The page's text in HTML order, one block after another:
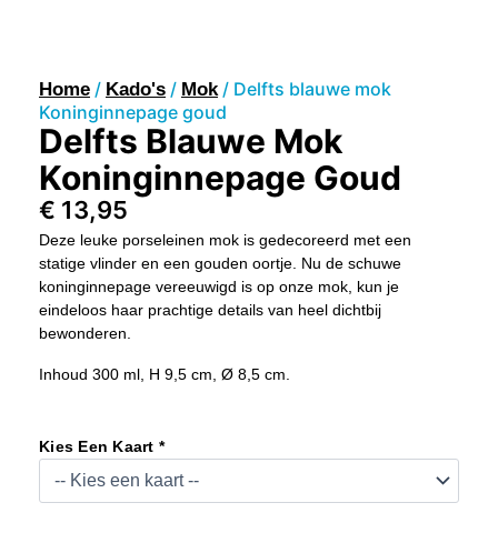
Home / Kado's / Mok/ Delfts blauwe mok
Koninginnepage goud
Delfts Blauwe Mok
Koninginnepage Goud
€ 13,95
Deze leuke porseleinen mok is gedecoreerd met een
statige vlinder en een gouden oortje. Nu de schuwe
koninginnepage vereeuwigd is op onze mok, kun je
eindeloos haar prachtige details van heel dichtbij
bewonderen.
Inhoud 300 ml, H 9,5 cm, Ø 8,5 cm.
Kies Een Kaart *
Blauwe
Mok
Koninginnepage
Goud